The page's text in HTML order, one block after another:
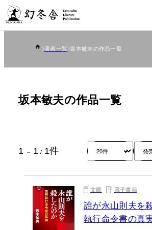
著者一覧 坂本敏夫の作品一覧
坂本敏夫の作品一覧
1 ～ 1 / 1件
文庫 電子書籍
誰が永山則夫を
執行命令書の真